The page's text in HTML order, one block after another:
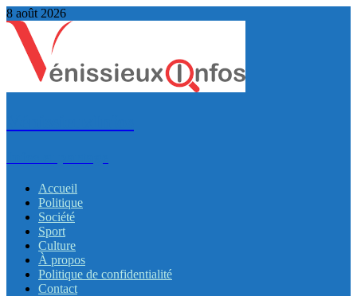
8 août 2026
Accueil
Politique
Société
Sport
Culture
À propos
Politique de confidentialité
Contact